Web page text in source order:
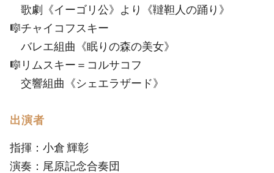
歌劇《イーゴリ公》より《韃靼人の踊り》
🎼チャイコフスキー
バレエ組曲《眠りの森の美女》
🎼リムスキー＝コルサコフ
交響組曲《シェエラザード》
出演者
指揮：小倉 輝彰​
演奏：尾原記念合奏団